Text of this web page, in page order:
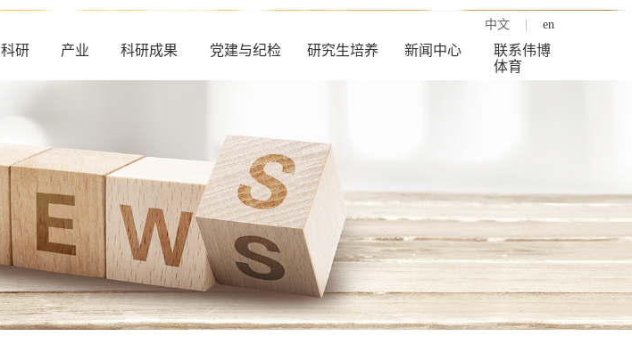
科研 产业 科研成果 党建与纪检 研究生培养 新闻中心
联系伟博
体育
中文 en